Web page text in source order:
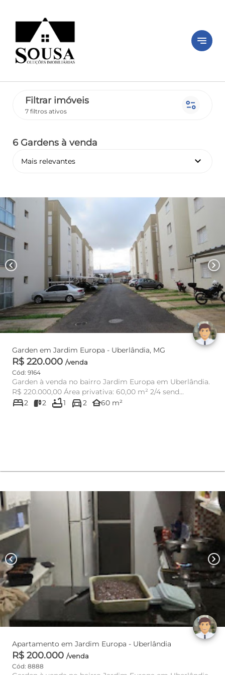
notes
Filtrar imóveis
7 filtros ativos page_info
6 Gardens à venda
Mais relevantes keyboard_arrow_down
chevron_left chevron_right
Garden em Jardim Europa - Uberlândia, MG
R$ 220.000 /venda
Cód: 9164
Garden à venda no bairro Jardim Europa em Uberlândia.
R$ 220.000,00 Área privativa: 60,00 m² 2/4 send...
bed2 2 bathtub1 directions_car2 other_houses60 m²
chevron_left chevron_right
Apartamento em Jardim Europa - Uberlândia
R$ 200.000 /venda
Cód: 8888